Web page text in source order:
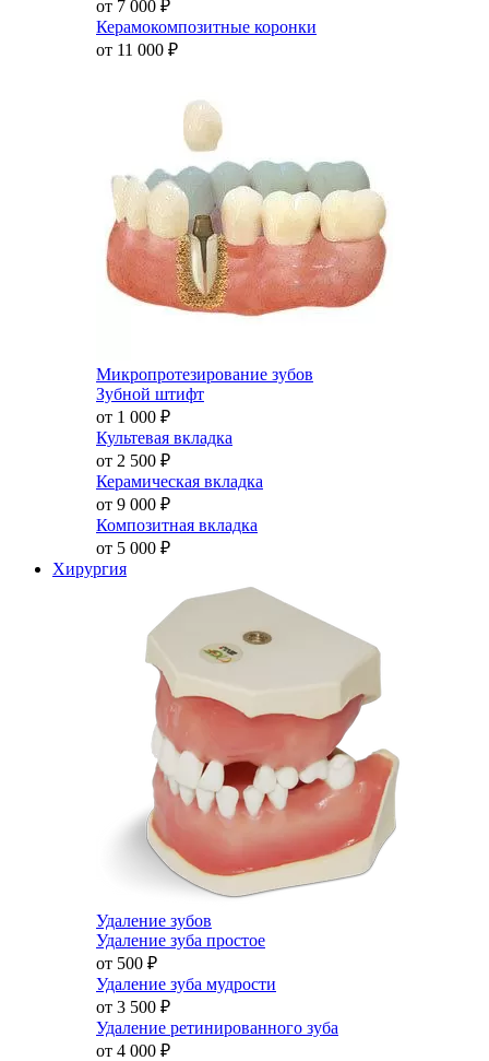
от 7 000 ₽
Керамокомпозитные коронки
от 11 000 ₽
Микропротезирование зубов
Зубной штифт
от 1 000 ₽
Культевая вкладка
от 2 500 ₽
Керамическая вкладка
от 9 000 ₽
Композитная вкладка
от 5 000 ₽
Хирургия
Удаление зубов
Удаление зуба простое
от 500 ₽
Удаление зуба мудрости
от 3 500 ₽
Удаление ретинированного зуба
от 4 000 ₽